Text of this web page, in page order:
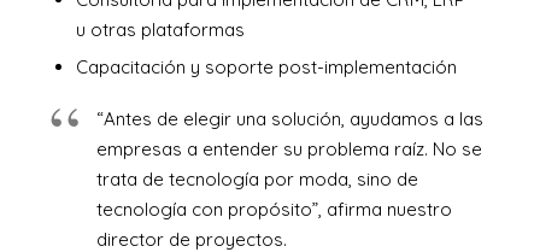
u otras plataformas
Capacitación y soporte post-implementación
“Antes de elegir una solución, ayudamos a las
empresas a entender su problema raíz. No se
trata de tecnología por moda, sino de
tecnología con propósito”, afirma nuestro
director de proyectos.